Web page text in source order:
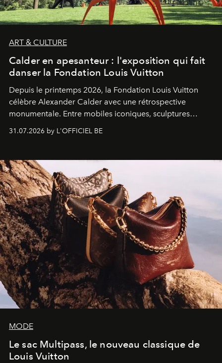
ART & CULTURE
Calder en apesanteur : l'exposition qui fait
danser la Fondation Louis Vuitton
Depuis le printemps 2026, la Fondation Louis Vuitton
célèbre Alexander Calder avec une rétrospective
monumentale. Entre mobiles iconiques, sculptures
monumentales et poésie du mouvement, l'artiste
américain investit les espaces imaginés par Frank Gehry
sculpture.
31.07.2026 by L'OFFICIEL BE
MODE
Le sac Multipass, le nouveau classique de
Louis Vuitton